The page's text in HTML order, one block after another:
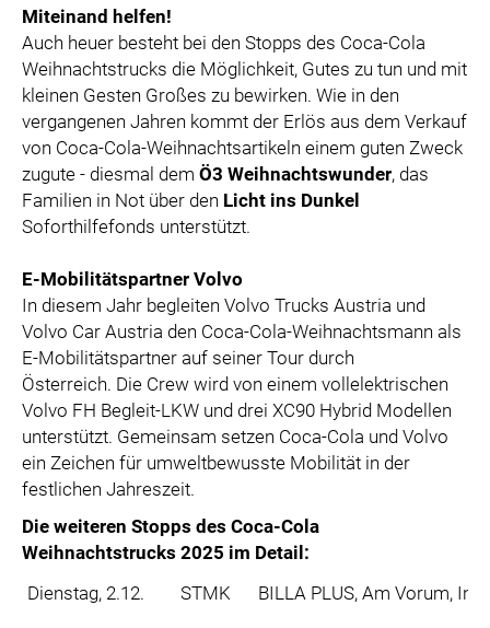
Miteinand helfen!
Auch heuer besteht bei den Stopps des Coca-Cola
Weihnachtstrucks die Möglichkeit, Gutes zu tun und mit
kleinen Gesten Großes zu bewirken. Wie in den
vergangenen Jahren kommt der Erlös aus dem Verkauf
von Coca-Cola-Weihnachtsartikeln einem guten Zweck
zugute - diesmal dem Ö3 Weihnachtswunder, das
Familien in Not über den Licht ins Dunkel
Soforthilfefonds unterstützt.
E-Mobilitätspartner Volvo
In diesem Jahr begleiten Volvo Trucks Austria und
Volvo Car Austria den Coca-Cola-Weihnachtsmann als
E-Mobilitätspartner auf seiner Tour durch
Österreich. Die Crew wird von einem vollelektrischen
Volvo FH Begleit-LKW und drei XC90 Hybrid Modellen
unterstützt. Gemeinsam setzen Coca-Cola und Volvo
ein Zeichen für umweltbewusste Mobilität in der
festlichen Jahreszeit.
Die weiteren Stopps des Coca-Cola
Weihnachtstrucks 2025 im Detail:
Dienstag, 2.12.
STMK BILLA PLUS, Am Vorum,